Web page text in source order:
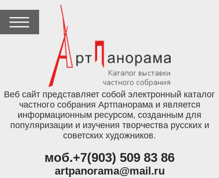
Веб сайт представляет собой электронный каталог
частного собрания Артпанорама и является
информационным ресурсом, созданным для
популяризации и изучения творчества русских и
советских художников.
моб.+7(903) 509 83 86
artpanorama@mail.ru